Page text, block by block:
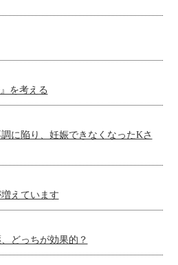
を考える
に陥り、妊娠できなくなったKさ
えています
どっちが効果的？